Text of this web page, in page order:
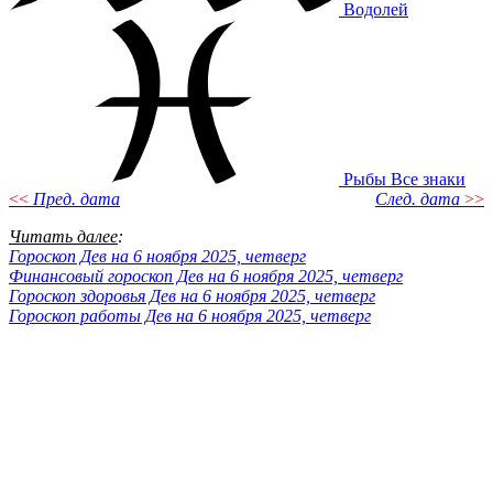
Водолей
Рыбы Все знаки
<< Пред. дата След. дата >>
Читать далее:
Гороскоп Дев на 6 ноября 2025, четверг
Финансовый гороскоп Дев на 6 ноября 2025, четверг
Гороскоп здоровья Дев на 6 ноября 2025, четверг
Гороскоп работы Дев на 6 ноября 2025, четверг